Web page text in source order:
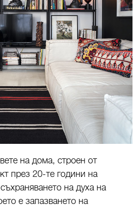
на дома, строен от
през 20-те години на
на духа на
е запазването на